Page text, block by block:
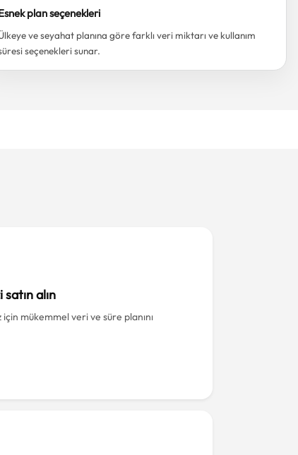
plan seçenekleri
ve seyahat planına göre farklı veri miktarı ve kullanım
seçenekleri sunar.
alın
mükemmel veri ve süre planını